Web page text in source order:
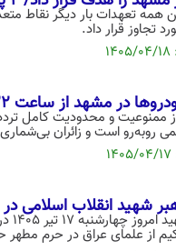
همه تعهدات بار دیگر نقاط
قرار داد.
ساعت ۲۲ امشب برای تشییع رهبر شهید
روبه‌رو است و زائران
شهید انقلاب
از علمای عراق در حرم مطهر